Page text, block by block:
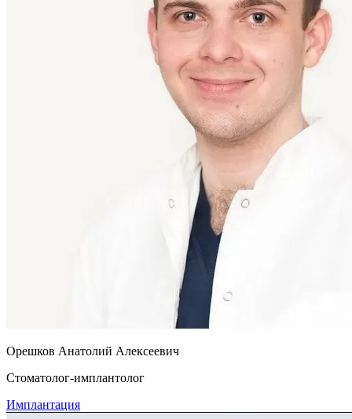
Орешков Анатолий Алексеевич
Стоматолог-имплантолог
Имплантация